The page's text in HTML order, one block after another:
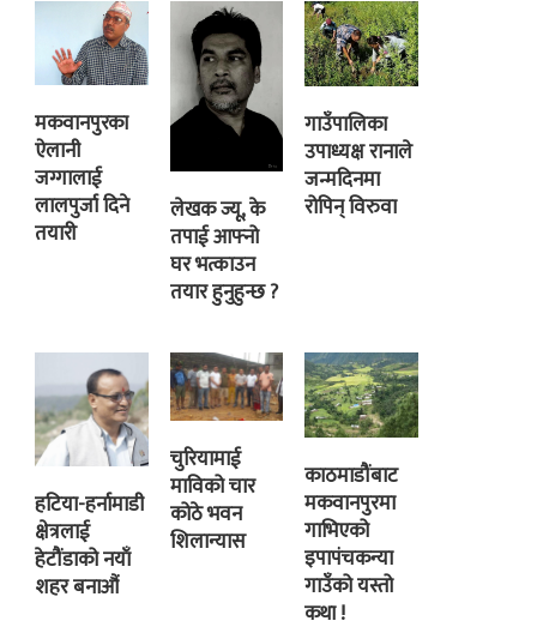
मकवानपुरका
ऐलानी
जग्गालाई
लालपुर्जा दिने
तयारी
लेखक ज्यू, के
तपाई आफ्नो
घर भत्काउन
तयार हुनुहुन्छ ?
गाउँपालिका
उपाध्यक्ष रानाले
जन्मदिनमा
रोपिन् विरुवा
हटिया-हर्नामाडी
क्षेत्रलाई
हेटौंडाको नयाँ
शहर बनाऔं
चुरियामाई
माविको चार
कोठे भवन
शिलान्यास
काठमाडौंबाट
मकवानपुरमा
गाभिएको
इपापंचकन्या
गाउँको यस्तो
कथा !